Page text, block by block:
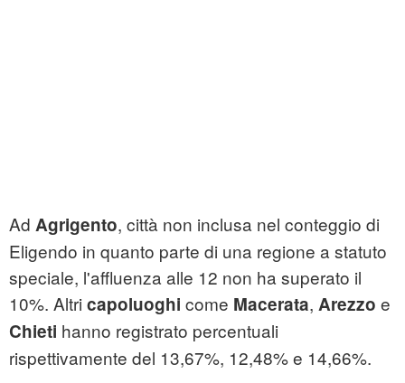
Ad Agrigento, città non inclusa nel conteggio di
Eligendo in quanto parte di una regione a statuto
speciale, l'affluenza alle 12 non ha superato il
10%. Altri capoluoghi come Macerata, Arezzo e
Chieti hanno registrato percentuali
rispettivamente del 13,67%, 12,48% e 14,66%.